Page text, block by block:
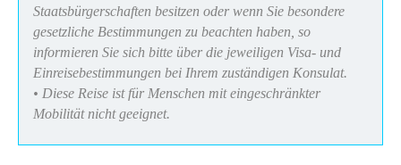
Staatsbürgerschaften besitzen oder wenn Sie besondere
gesetzliche Bestimmungen zu beachten haben, so
informieren Sie sich bitte über die jeweiligen Visa- und
Einreisebestimmungen bei Ihrem zuständigen Konsulat.
• Diese Reise ist für Menschen mit eingeschränkter
Mobilität nicht geeignet.